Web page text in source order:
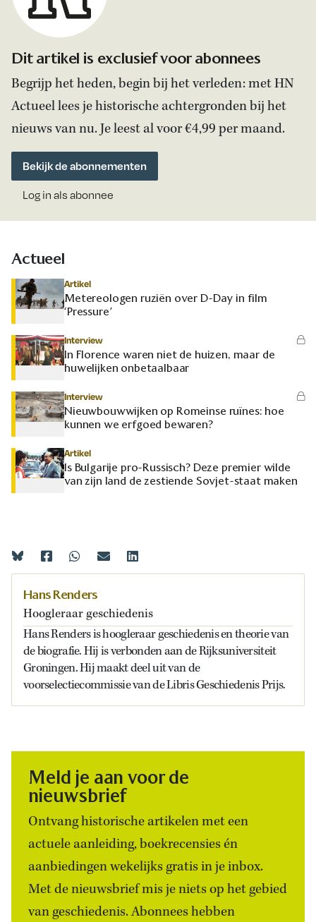
Dit artikel is exclusief voor abonnees
Begrijp het heden, begin bij het verleden: met HN
Actueel lees je historische achtergronden bij het
nieuws van nu. Je leest al voor €4,99 per maand.
Bekijk de abonnementen
Log in als abonnee
Actueel
Artikel
Metereologen ruziën over D-Day in film
‘Pressure’
Interview
In Florence waren niet de huizen, maar de
huwelijken onbetaalbaar
Interview
Nieuwbouwwijken op Romeinse ruïnes: hoe
kunnen we erfgoed bewaren?
Artikel
Is Bulgarije pro-Russisch? Deze premier wilde
van zijn land de zestiende Sovjet-staat maken
Hans Renders
Hoogleraar geschiedenis
Hans Renders is hoogleraar geschiedenis en theorie van
de biografie. Hij is verbonden aan de Rijksuniversiteit
Groningen. Hij maakt deel uit van de
voorselectiecommissie van de Libris Geschiedenis Prijs.
Meld je aan voor de
nieuwsbrief
Ontvang historische artikelen met een
actuele aanleiding, boekrecensies én
aanbiedingen wekelijks gratis in je inbox.
Met de nieuwsbrief mis je niets op het gebied
van geschiedenis. Abonnees hebben